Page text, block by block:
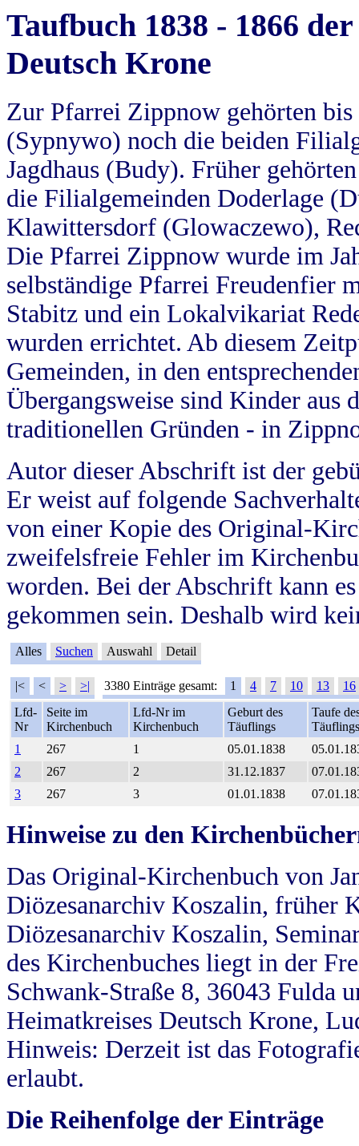
Taufbuch 1838 - 1866
Deutsch Krone
Zur Pfarrei Zippnow gehörten
(Sypnywo) noch die beiden
Jagdhaus (Budy). Früher
die Filialgemeinden Doderlage
Klawittersdorf (Glowaczewo),
Die Pfarrei Zippnow wurde im
selbständige Pfarrei Freudenfier
Stabitz und ein Lokalvikariat
wurden errichtet. Ab diesem
Gemeinden, in den
Übergangsweise sind Kinder aus
traditionellen Gründen - in
Autor dieser Abschrift ist der
Er weist auf folgende
von einer Kopie des Original-
zweifelsfreie Fehler im
worden. Bei der Abschrift kann
gekommen sein. Deshalb wird
Alles Suchen Auswahl Detail
|< < > >| 3380 Einträge gesamt: 1 4 7 10 13
16
Lfd-
Nr
Seite im
Kirchenbuch
Lfd-Nr im
Kirchenbuch
Geburt des
Täuflings
Taufe
Täuflings
1
267 1 05.01.1838
2
267 2 31.12.1837
3
267 3 01.01.1838
Hinweise zu den
Das Original-Kirchenbuch von
Diözesanarchiv Koszalin, früher
Diözesanarchiv Koszalin,
des Kirchenbuches liegt in der
Schwank-Straße 8, 36043 Fulda
Heimatkreises Deutsch Krone,
Hinweis: Derzeit ist das
erlaubt.
Die Reihenfolge der Einträge